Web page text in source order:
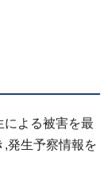
による被害を最
発生予察情報を